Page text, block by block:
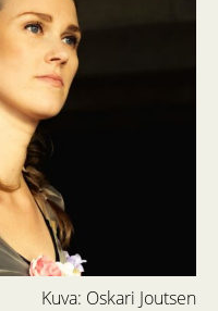
Kuva: Oskari Joutsen